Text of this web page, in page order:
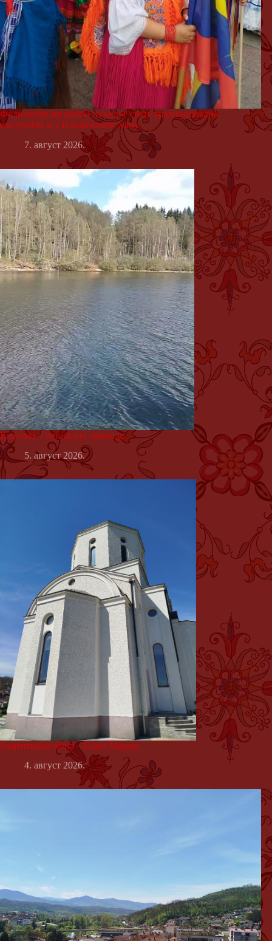
Фолклорни ансамбли из целог света традиционално
наступили и у Владичином Хану
7. август 2026.
Власина – нетакнута природа
5. август 2026.
Заштитница жена – Блага Марија
4. август 2026.